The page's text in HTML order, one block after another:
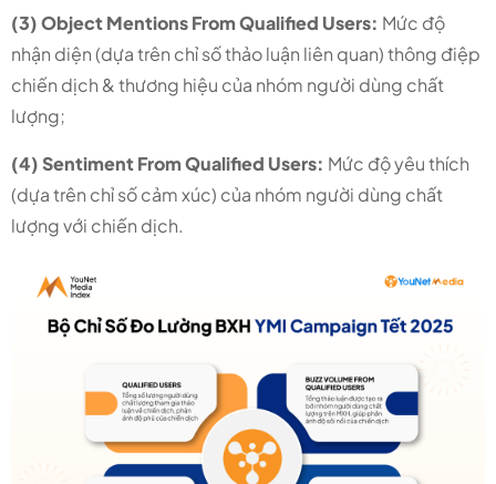
(3) Object Mentions From Qualified Users: Mức độ
nhận diện (dựa trên chỉ số thảo luận liên quan) thông điệp
chiến dịch & thương hiệu của nhóm người dùng chất
lượng;
(4) Sentiment From Qualified Users: Mức độ yêu thích
(dựa trên chỉ số cảm xúc) của nhóm người dùng chất
lượng với chiến dịch.